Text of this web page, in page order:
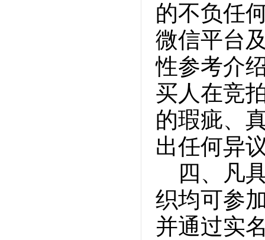
的不负任
微信平台
性参考介
买人在竞
的瑕疵、
出任何异
四、凡
织均可参
并通过实